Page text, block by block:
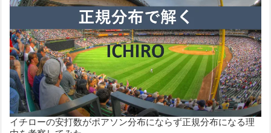
イチローの安打数がポアソン分布にならず正規分布になる理